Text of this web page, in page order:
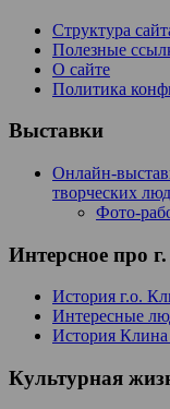
Структура
Полезные
О сайте
Политика
Выставки
Онлайн-
творческих
Фото-
Интерсное про
История г.о.
Интересные
История
Культурная